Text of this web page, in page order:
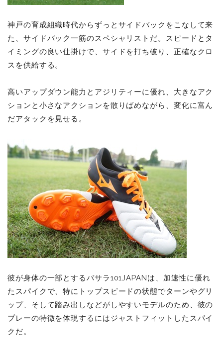
神戸の育成組織時代からずっとサイドバックをこなして来
た、サイドバック一筋のスペシャリストだ。スピードとタ
イミングの良い仕掛けで、サイドを打ち破り、正確なクロ
スを供給する。
高いアップダウン能力とアジリティーに優れ、大きなアク
ションと小さなアクションを散りばめながら、変化に富ん
だアタックを見せる。
彼が身体の一部とするバサラ101JAPANは、加速性に優れ
たスパイクで、特にトップスピードの状態でターンやグリ
ップ、そして踏み出しなどがしやすいモデルのため、彼の
プレーの特徴を体現するにはジャストフィットしたスパイ
クだ。